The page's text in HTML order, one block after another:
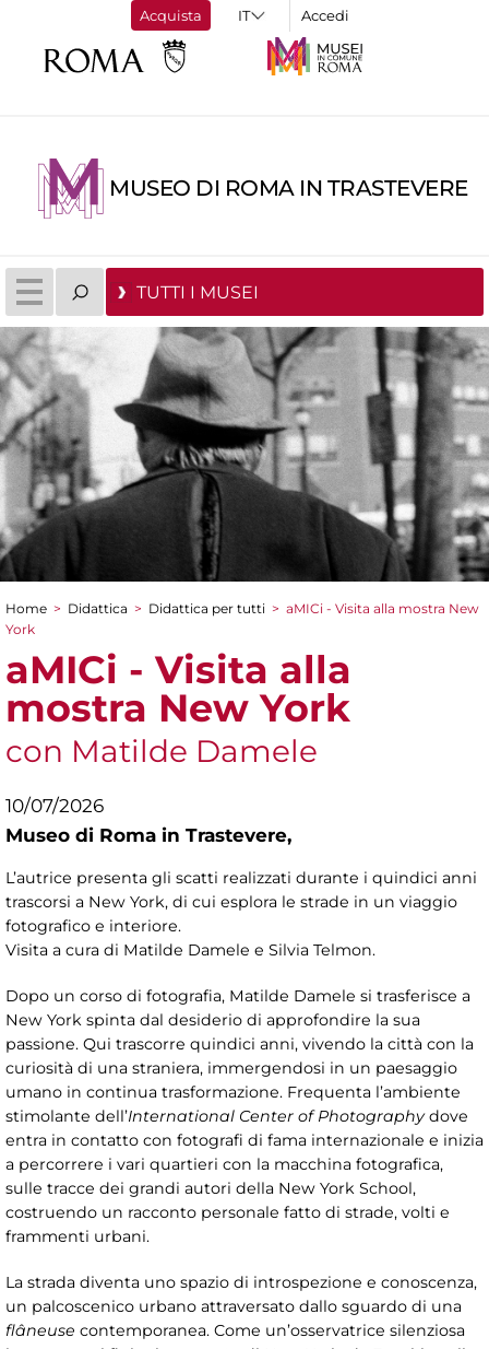
Acquista Accedi
MUSEO DI ROMA IN TRASTEVERE
TUTTI I MUSEI
Tu sei qui
Home > Didattica > Didattica per tutti > aMICi - Visita alla mostra New
York
aMICi - Visita alla
mostra New York
con Matilde Damele
10/07/2026
Museo di Roma in Trastevere,
L’autrice presenta gli scatti realizzati durante i quindici anni
trascorsi a New York, di cui esplora le strade in un viaggio
fotografico e interiore.
Visita a cura di Matilde Damele e Silvia Telmon.
Dopo un corso di fotografia, Matilde Damele si trasferisce a
New York spinta dal desiderio di approfondire la sua
passione. Qui trascorre quindici anni, vivendo la città con la
curiosità di una straniera, immergendosi in un paesaggio
umano in continua trasformazione. Frequenta l’ambiente
stimolante dell’International Center of Photographydove
entra in contatto con fotografi di fama internazionale e inizia
a percorrere i vari quartieri con la macchina fotografica,
sulle tracce dei grandi autori della New York School,
costruendo un racconto personale fatto di strade, volti e
frammenti urbani.
La strada diventa uno spazio di introspezione e conoscenza,
un palcoscenico urbano attraversato dallo sguardo di una
flâneuse contemporanea. Come un’osservatrice silenziosa